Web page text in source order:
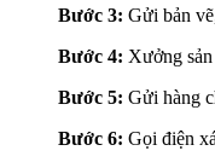
Bước 3: Gửi bản
Bước 4: Xưởng sản
Bước 5: Gửi hàng
Bước 6: Gọi điện